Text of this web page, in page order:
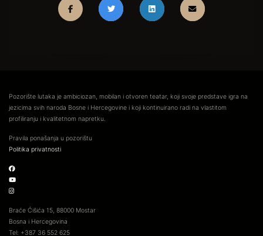
Pozorište lutaka je ambiciozan, mobilan i otvoren teatar, koji svoje predstave igra na
jezicima svih naroda Bosne i Hercegovine i koji kontinuirano radi na vlastitom
profiliranju i kvalitetnom napretku.
Pravila ponašanja u pozorištu
Politika privatnosti
Braće Ćišića 15, 88000 Mostar
Bosna i Hercegovina
Tel: +387 36 552 625